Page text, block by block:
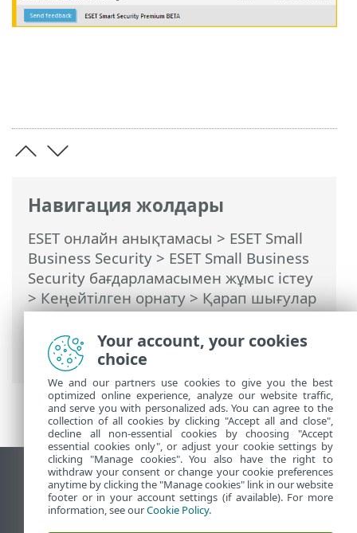
Навигация жолдары
ESET онлайн анықтамасы > ESET Small
Business Security > ESET Small Business
Security бағдарламасымен жұмыс істеу
> Кеңейтілген орнату>Қарап шығулар
>HIPS – Хост негізіндегі енуді
болдырмау жүйесі> HIPS интерактивті
терезесі
Жұмыс үстеліндегі сайтты қарау
End of Life
ESET білім қоры
Your account, your cookies
choice
We and our partners use cookies to give you the best
optimized online experience, analyze our website traffic,
and serve you with personalized ads. You can agree to the
collection of all cookies by clicking "Accept all and close",
decline all non-essential cookies by choosing "Accept
essential cookies only", or adjust your cookie settings by
clicking "Manage cookies". You also have the right to
withdraw your consent or change your cookie preferences
anytime by clicking the "Manage cookies" link in our website
footer or in your account settings (if available). For more
information, see ourCookie Policy.